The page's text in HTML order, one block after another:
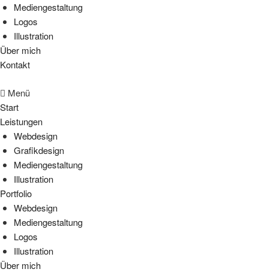
Mediengestaltung
Logos
Illustration
Über mich
Kontakt
Menü
Start
Leistungen
Webdesign
Grafikdesign
Mediengestaltung
Illustration
Portfolio
Webdesign
Mediengestaltung
Logos
Illustration
Über mich